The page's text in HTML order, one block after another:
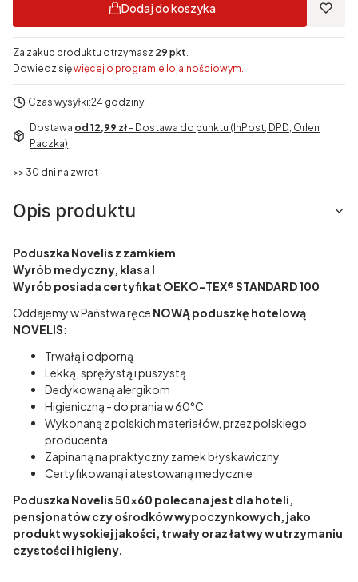
Dodaj do koszyka
Za zakup produktu otrzymasz 29 pkt.
Dowiedz sięwięcej o programie lojalnościowym.
Czas wysyłki:24 godziny
Dostawa od 12,99 zł - Dostawa do punktu (InPost, DPD, Orlen
Paczka)
>> 30 dni na zwrot
Opis produktu
Poduszka Novelis z zamkiem
Wyrób medyczny, klasa I
Wyrób posiada certyfikat OEKO-TEX® STANDARD 100
Oddajemy w Państwa ręce NOWĄ poduszkę hotelową
NOVELIS:
Trwałą i odporną
Lekką, sprężystą i puszystą
Dedykowaną alergikom
Higieniczną - do prania w 60°C
Wykonaną z polskich materiałów, przez polskiego
producenta
Zapinaną na praktyczny zamek błyskawiczny
Certyfikowaną i atestowaną medycznie
Poduszka Novelis 50x60 polecana jest dla hoteli,
pensjonatów czy ośrodków wypoczynkowych, jako
produkt wysokiej jakości, trwały oraz łatwy w utrzymaniu
czystości i higieny.